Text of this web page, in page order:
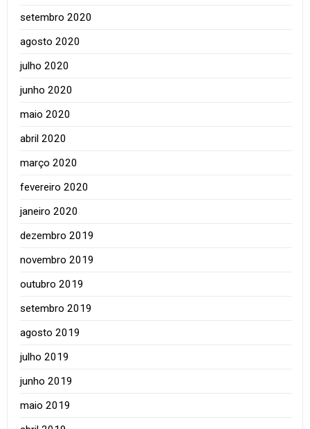
setembro 2020
agosto 2020
julho 2020
junho 2020
maio 2020
abril 2020
março 2020
fevereiro 2020
janeiro 2020
dezembro 2019
novembro 2019
outubro 2019
setembro 2019
agosto 2019
julho 2019
junho 2019
maio 2019